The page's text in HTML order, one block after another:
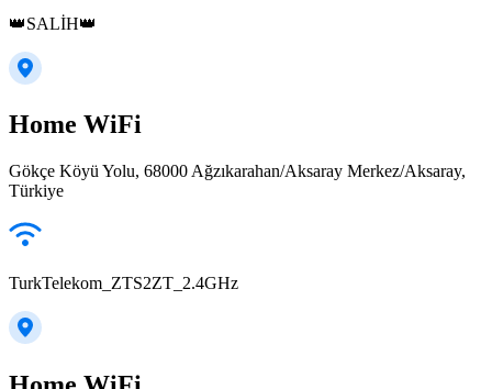
👑SALİH👑
Home WiFi
Gökçe Köyü Yolu, 68000 Ağzıkarahan/Aksaray Merkez/Aksaray,
Türkiye
TurkTelekom_ZTS2ZT_2.4GHz